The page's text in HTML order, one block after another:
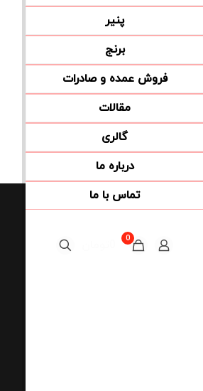
پنیر
برنج
فروش عمده و صادرات
مقالات
گالری
درباره ما
تماس با ما
0